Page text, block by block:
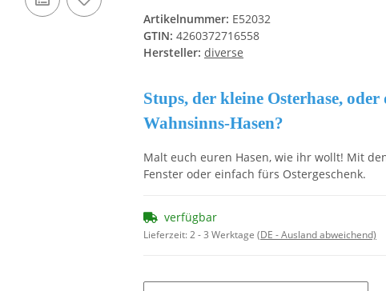
Artikelnummer: E52032
GTIN: 4260372716558
Hersteller: diverse
Stups, der kleine Osterhase,
Wahnsinns-Hasen?
Malt euch euren Hasen, wie ihr wollt! Mit
Fenster oder einfach fürs Ostergeschenk.
verfügbar
Lieferzeit:2 - 3 Werktage (DE - Ausland abweichend)